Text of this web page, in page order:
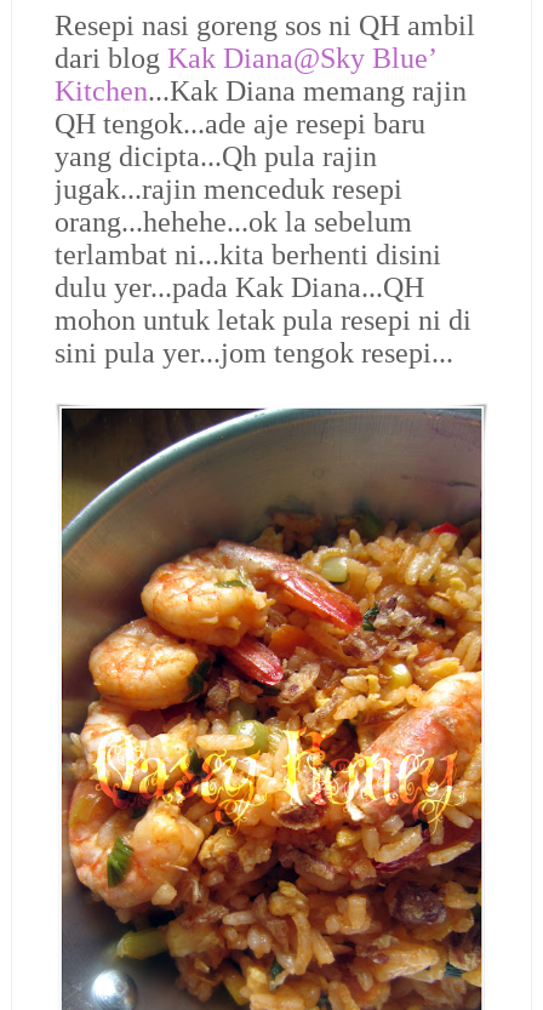
Resepi nasi goreng sos ni QH ambil
dari blog Kak Diana@Sky Blue’
Kitchen...Kak Diana memang rajin
QH tengok...ade aje resepi baru
yang dicipta...Qh pula rajin
jugak...rajin menceduk resepi
orang...hehehe...ok la sebelum
terlambat ni...kita berhenti disini
dulu yer...pada Kak Diana...QH
mohon untuk letak pula resepi ni di
sini pula yer...jom tengok resepi...